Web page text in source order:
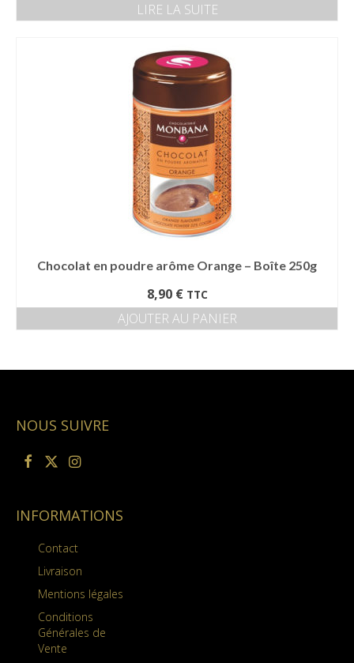
LIRE LA SUITE
Chocolat en poudre arôme Orange – Boîte 250g
8,90 € TTC
AJOUTER AU PANIER
NOUS SUIVRE
INFORMATIONS
Contact
Livraison
Mentions légales
Conditions
Générales de
Vente